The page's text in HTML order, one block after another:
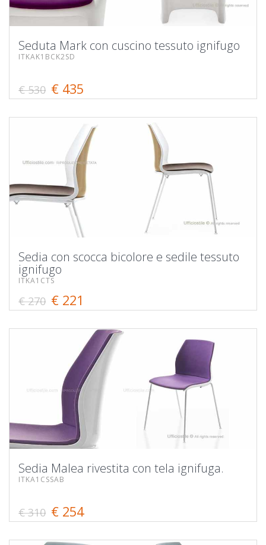
Seduta Mark con cuscino tessuto ignifugo
ITKAK1BCK2SD
€ 530 € 435
Sedia con scocca bicolore e sedile tessuto
ignifugo
ITKA1CTS
€ 270 € 221
Sedia Malea rivestita con tela ignifuga.
ITKA1CSSAB
€ 310 € 254